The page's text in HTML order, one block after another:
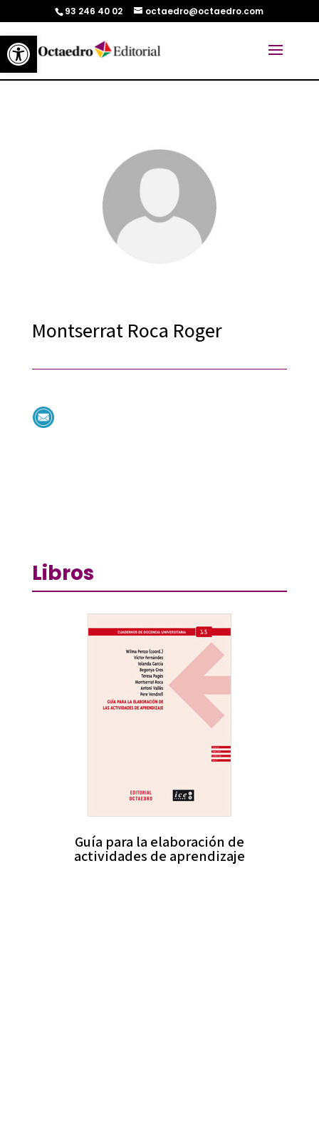
Abrir barra de herramientas
93 246 40 02 octaedro@octaedro.com
Montserrat Roca Roger
Libros
Guía para la elaboración de
actividades de aprendizaje